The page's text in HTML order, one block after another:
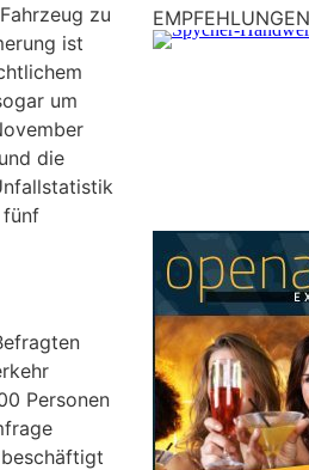
zu
ist
um
die
fünf
Personen
EMPFEHLUNGEN